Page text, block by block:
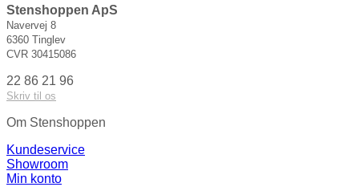
Stenshoppen ApS
Navervej 8
6360 Tinglev
CVR 30415086
22 86 21 96
Skriv til os
Om Stenshoppen
Kundeservice
Showroom
Min konto